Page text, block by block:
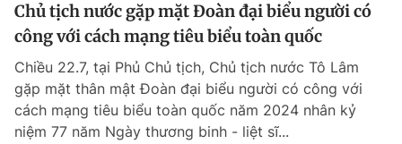
Chủ tịch nước gặp mặt Đoàn đại biểu người có
công với cách mạng tiêu biểu toàn quốc
Chiều 22.7, tại Phủ Chủ tịch, Chủ tịch nước Tô Lâm
gặp mặt thân mật Đoàn đại biểu người có công với
cách mạng tiêu biểu toàn quốc năm 2024 nhân kỷ
niệm 77 năm Ngày thương binh - liệt sĩ...